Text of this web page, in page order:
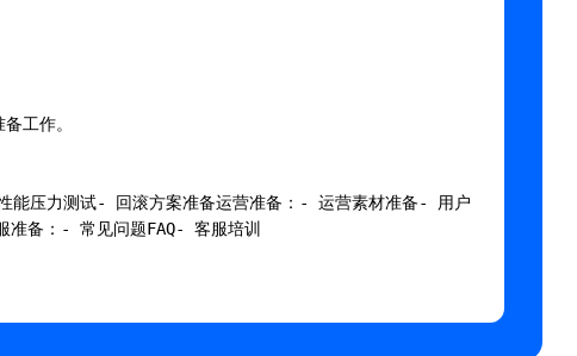
工作。
压力测试- 回滚方案准备运营准备：- 运营素材准备- 用户
备：- 常见问题FAQ- 客服培训